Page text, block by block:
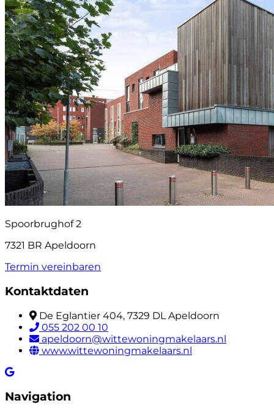
Spoorbrughof 2
7321 BR Apeldoorn
Termin vereinbaren
Kontaktdaten
De Eglantier 404, 7329 DL Apeldoorn
055 202 00 10
apeldoorn@wittewoningmakelaars.nl
www.wittewoningmakelaars.nl
Navigation